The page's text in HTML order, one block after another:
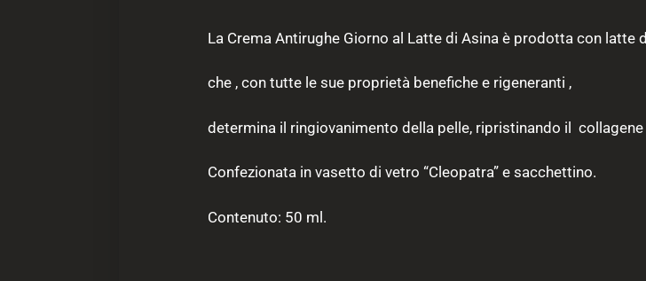
La Crema Antirughe Giorno al Latte di Asina è prodotta con latte
che , con tutte le sue proprietà benefiche e rigeneranti ,
determina il ringiovanimento della pelle, ripristinando il collagene
Confezionata in vasetto di vetro “Cleopatra” e sacchettino.
Contenuto: 50 ml.